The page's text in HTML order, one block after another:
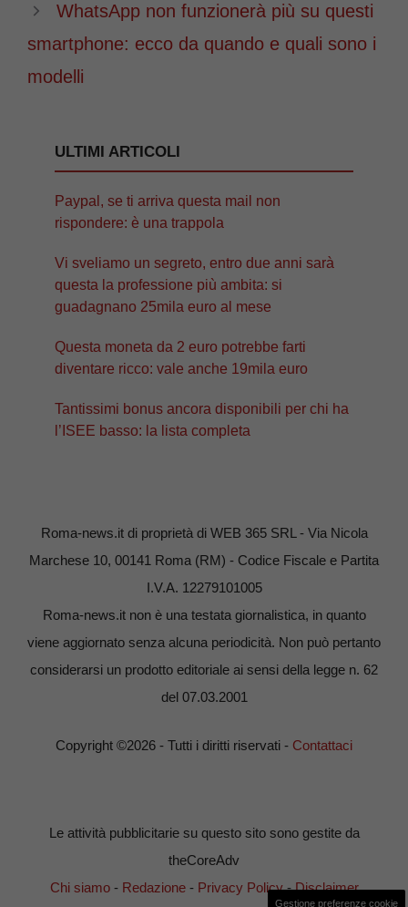
WhatsApp non funzionerà più su questi
smartphone: ecco da quando e quali sono i
modelli
ULTIMI ARTICOLI
Paypal, se ti arriva questa mail non
rispondere: è una trappola
Vi sveliamo un segreto, entro due anni sarà
questa la professione più ambita: si
guadagnano 25mila euro al mese
Questa moneta da 2 euro potrebbe farti
diventare ricco: vale anche 19mila euro
Tantissimi bonus ancora disponibili per chi ha
l’ISEE basso: la lista completa
Roma-news.it di proprietà di WEB 365 SRL - Via Nicola
Marchese 10, 00141 Roma (RM) - Codice Fiscale e Partita
I.V.A. 12279101005
Roma-news.it non è una testata giornalistica, in quanto
viene aggiornato senza alcuna periodicità. Non può pertanto
considerarsi un prodotto editoriale ai sensi della legge n. 62
del 07.03.2001
Copyright ©2026 - Tutti i diritti riservati - Contattaci
Le attività pubblicitarie su questo sito sono gestite da
theCoreAdv
Chi siamo- Redazione- Privacy Policy-Disclaimer
Gestione preferenze cookie